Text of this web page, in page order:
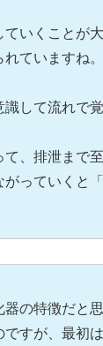
いくことが
ていますね。
識して流れで
、排泄まで
っていくと
の特徴だと思
すが、最初